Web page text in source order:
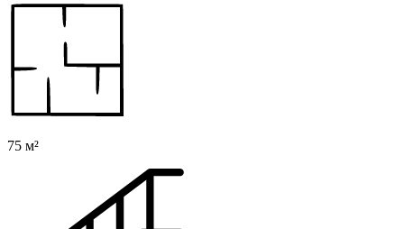
75 м²